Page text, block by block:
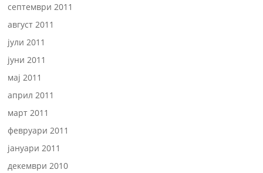
септември 2011
август 2011
јули 2011
јуни 2011
мај 2011
април 2011
март 2011
февруари 2011
јануари 2011
декември 2010